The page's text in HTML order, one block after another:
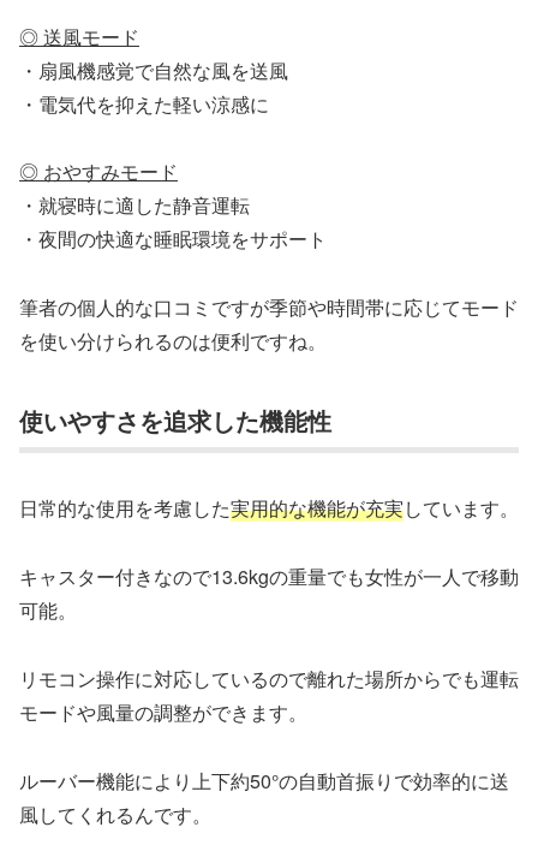
◎ 送風モード
・扇風機感覚で自然な風を送風
・電気代を抑えた軽い涼感に
◎ おやすみモード
・就寝時に適した静音運転
・夜間の快適な睡眠環境をサポート
筆者の個人的な口コミですが季節や時間帯に応じてモード
を使い分けられるのは便利ですね。
使いやすさを追求した機能性
日常的な使用を考慮した実用的な機能が充実しています。
キャスター付きなので13.6kgの重量でも女性が一人で移動
可能。
リモコン操作に対応しているので離れた場所からでも運転
モードや風量の調整ができます。
ルーバー機能により上下約50°の自動首振りで効率的に送
風してくれるんです。